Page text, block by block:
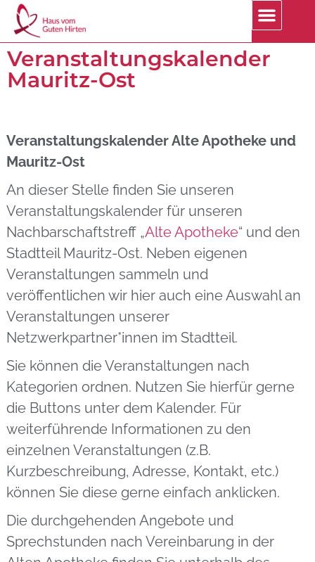
Veranstaltungskalender
Mauritz-Ost
Veranstaltungskalender Alte Apotheke und
Mauritz-Ost
An dieser Stelle finden Sie unseren
Veranstaltungskalender für unseren
Nachbarschaftstreff „Alte Apotheke“ und den
Stadtteil Mauritz-Ost. Neben eigenen
Veranstaltungen sammeln und
veröffentlichen wir hier auch eine Auswahl an
Veranstaltungen unserer
Netzwerkpartner*innen im Stadtteil.
Sie können die Veranstaltungen nach
Kategorien ordnen. Nutzen Sie hierfür gerne
die Buttons unter dem Kalender. Für
weiterführende Informationen zu den
einzelnen Veranstaltungen (z.B.
Kurzbeschreibung, Adresse, Kontakt, etc.)
können Sie diese gerne einfach anklicken.
Die durchgehenden Angebote und
Sprechstunden nach Vereinbarung in der